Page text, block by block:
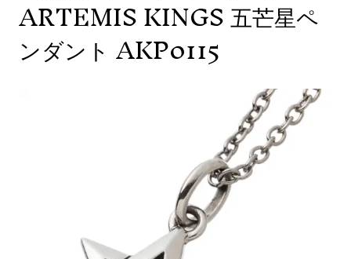
ARTEMIS KINGS 五芒星ペ
ンダント AKP0115